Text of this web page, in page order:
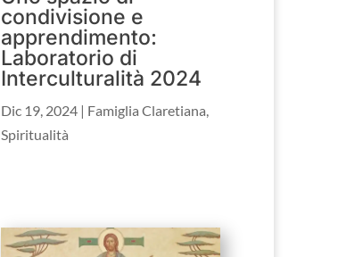
condivisione e
apprendimento:
Laboratorio di
Interculturalità 2024
Dic 19, 2024 | Famiglia Claretiana,
Spiritualità